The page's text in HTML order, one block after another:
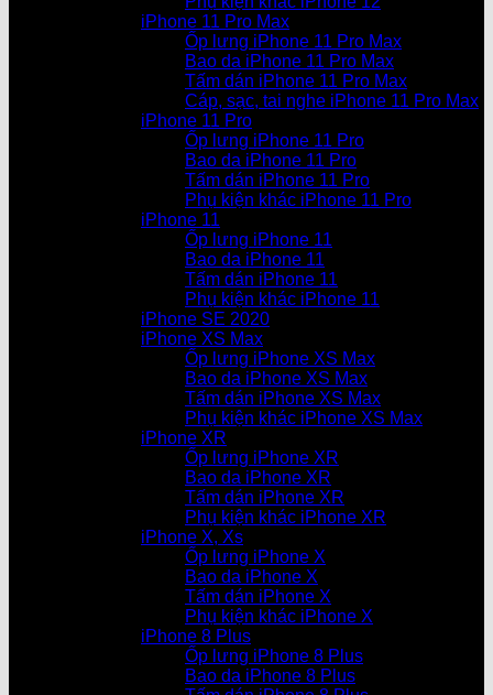
iPhone 11 Pro Max
Ốp lưng iPhone 11 Pro Max
Bao da iPhone 11 Pro Max
Tấm dán iPhone 11 Pro Max
Cáp, sạc, tai nghe iPhone 11 Pro Max
iPhone 11 Pro
Ốp lưng iPhone 11 Pro
Bao da iPhone 11 Pro
Tấm dán iPhone 11 Pro
Phụ kiện khác iPhone 11 Pro
iPhone 11
Ốp lưng iPhone 11
Bao da iPhone 11
Tấm dán iPhone 11
Phụ kiện khác iPhone 11
iPhone SE 2020
iPhone XS Max
Ốp lưng iPhone XS Max
Bao da iPhone XS Max
Tấm dán iPhone XS Max
Phụ kiện khác iPhone XS Max
iPhone XR
Ốp lưng iPhone XR
Bao da iPhone XR
Tấm dán iPhone XR
Phụ kiện khác iPhone XR
iPhone X, Xs
Ốp lưng iPhone X
Bao da iPhone X
Tấm dán iPhone X
Phụ kiện khác iPhone X
iPhone 8 Plus
Ốp lưng iPhone 8 Plus
Bao da iPhone 8 Plus